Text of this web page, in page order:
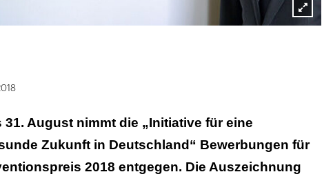
Lightbox
31. August nimmt die „Initiative für eine
Zukunft in Deutschland“ Bewerbungen für
2018 entgegen. Die Auszeichnung